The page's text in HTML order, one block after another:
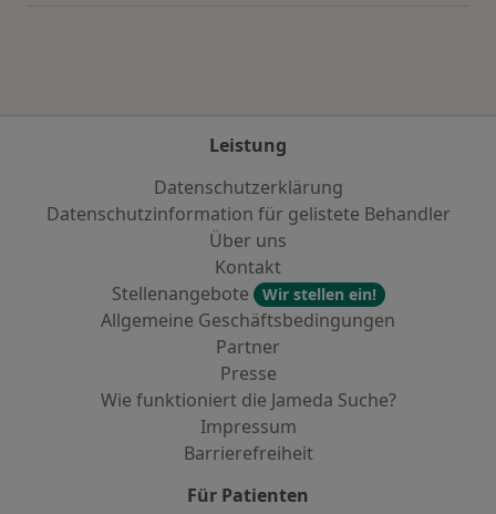
Leistung
Datenschutzerklärung
Datenschutzinformation für gelistete Behandler
Über uns
Kontakt
Stellenangebote
Wir stellen ein!
Allgemeine Geschäftsbedingungen
Partner
Presse
Wie funktioniert die Jameda Suche?
Impressum
Barrierefreiheit
Für Patienten